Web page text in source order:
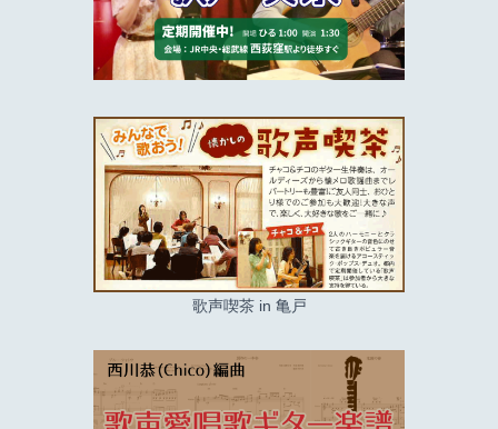
歌声喫茶 in 亀戸